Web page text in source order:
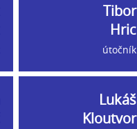
Tibor
Hric
útočník
Lukáš
Kloutvor